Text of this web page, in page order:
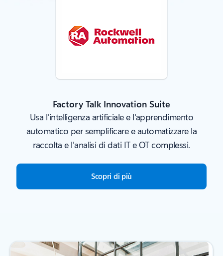
Factory Talk Innovation Suite
Usa l'intelligenza artificiale e l'apprendimento
automatico per semplificare e automatizzare la
raccolta e l'analisi di dati IT e OT complessi.
Scopri di più